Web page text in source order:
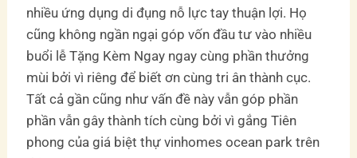
nhiều ứng dụng di đụng nỗ lực tay thuận lợi. Họ
cũng không ngần ngại góp vốn đầu tư vào nhiều
buổi lễ Tặng Kèm Ngay ngay cùng phần thưởng
mùi bởi vì riêng để biết ơn cùng tri ân thành cục.
Tất cả gần cũng như vấn đề này vẫn góp phần
phần vẫn gây thành tích cùng bởi vì gắng Tiên
phong của giá biệt thự vinhomes ocean park trên